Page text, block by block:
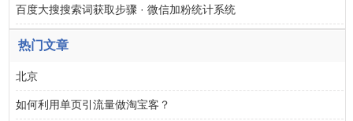
百度大搜搜索词获取步骤 · 微信加粉统计系统
热门文章
北京
如何利用单页引流量做淘宝客？